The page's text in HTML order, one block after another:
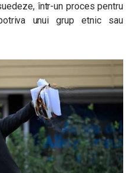
într-un proces pentru
unui grup etnic sau